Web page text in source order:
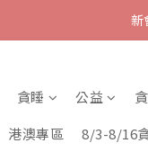
新
貪睡 公益
港澳專區
8/3-8/16